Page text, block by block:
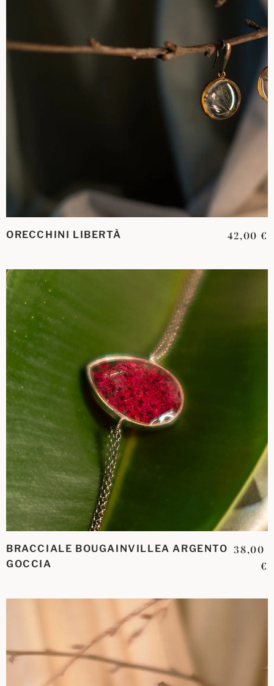
ORECCHINI LIBERTÀ 42,00€
BRACCIALE BOUGAINVILLEA ARGENTO
GOCCIA
38,00
€